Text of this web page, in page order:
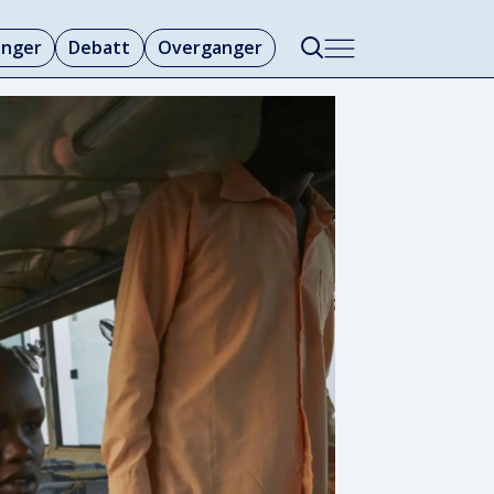
Debatt Overganger